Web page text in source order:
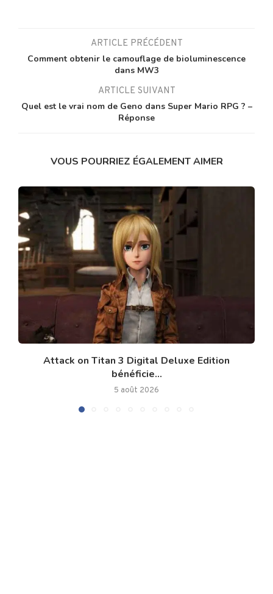
ARTICLE PRÉCÉDENT
Comment obtenir le camouflage de bioluminescence
dans MW3
ARTICLE SUIVANT
Quel est le vrai nom de Geno dans Super Mario RPG ? –
Réponse
VOUS POURRIEZ ÉGALEMENT AIMER
Attack on Titan 3 Digital Deluxe Edition
bénéficie...
5 août 2026